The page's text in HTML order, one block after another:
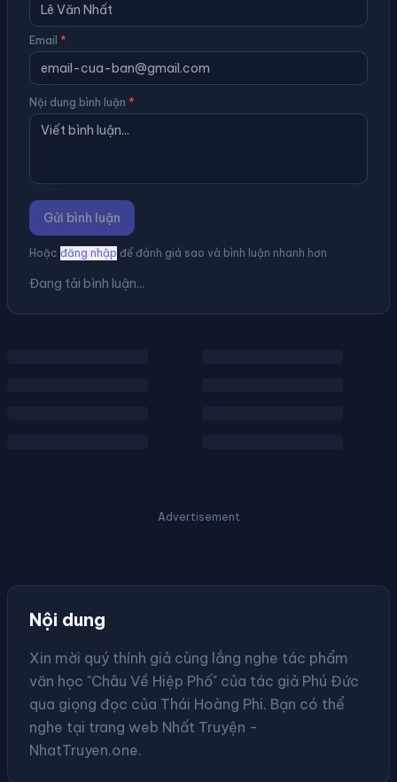
Email *
Nội dung bình luận *
Gửi bình luận
Hoặc đăng nhập để đánh giá sao và bình luận nhanh hơn
Đang tải bình luận...
Advertisement
Nội dung
Xin mời quý thính giả cùng lắng nghe tác phẩm
văn học "Châu Về Hiệp Phố" của tác giả Phú Đức
qua giọng đọc của Thái Hoàng Phi. Bạn có thể
nghe tại trang web Nhất Truyện -
NhatTruyen.one.